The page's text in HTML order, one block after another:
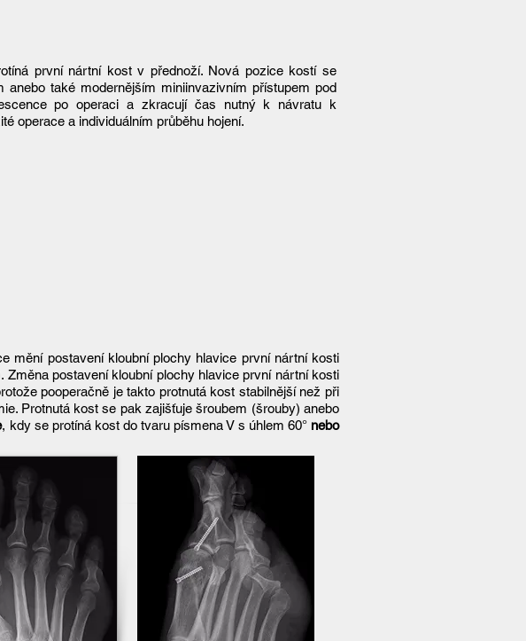
první nártní kost v přednoží. Nová pozice kostí se
také modernějším miniinvazivním přístupem pod
po operaci a zkracují čas nutný k návratu k
operace a individuálním průběhu hojení.
mění postavení kloubní plochy hlavice první nártní kosti
Změna postavení kloubní plochy hlavice první nártní kosti
pooperačně je takto protnutá kost stabilnější než při
Protnutá kost se pak zajišťuje šroubem (šrouby) anebo
, kdy se protíná kost do tvaru písmena V s úhlem 60° nebo